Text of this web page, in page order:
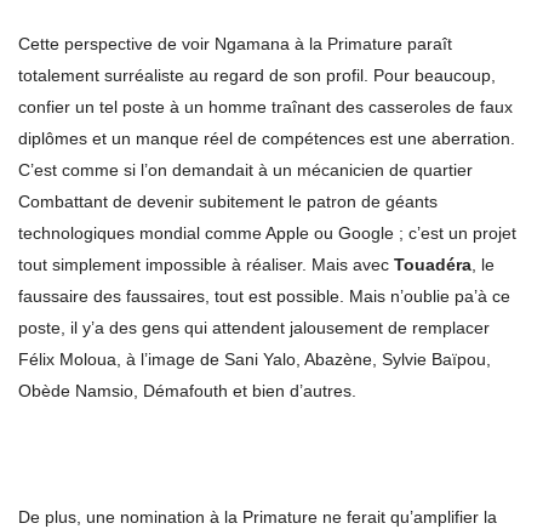
Cette perspective de voir Ngamana à la Primature paraît
totalement surréaliste au regard de son profil. Pour beaucoup,
confier un tel poste à un homme traînant des casseroles de faux
diplômes et un manque réel de compétences est une aberration.
C’est comme si l’on demandait à un mécanicien de quartier
Combattant de devenir subitement le patron de géants
technologiques mondial comme Apple ou Google ; c’est un projet
tout simplement impossible à réaliser. Mais avec Touadéra, le
faussaire des faussaires, tout est possible. Mais n’oublie pa’à ce
poste, il y’a des gens qui attendent jalousement de remplacer
Félix Moloua, à l’image de Sani Yalo, Abazène, Sylvie Baïpou,
Obède Namsio, Démafouth et bien d’autres.
De plus, une nomination à la Primature ne ferait qu’amplifier la